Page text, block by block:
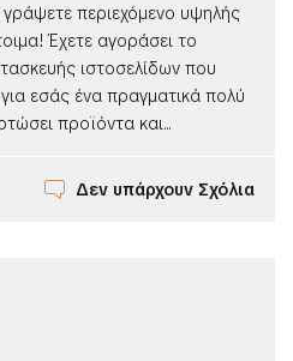
περιεχόμενο υψηλής
Έχετε αγοράσει το
ιστοσελίδων που
εσάς ένα πραγματικά πολύ
προϊόντα και...
Δεν υπάρχουν Σχόλια